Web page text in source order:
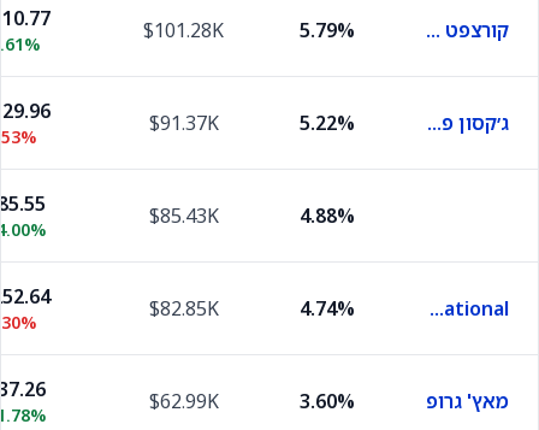
קורצפט תרפיוטיקס 5.79%
$101.28K
ג׳קסון פיננשל קלאס A 5.22%
$91.37K
4.88%
$85.43K
Enova International
4.74%
$82.85K
מאץ' גרופ 3.60%
$62.99K